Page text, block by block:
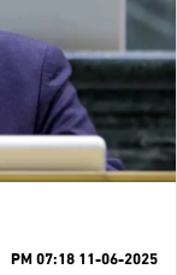
11-06-2025 07:18 PM